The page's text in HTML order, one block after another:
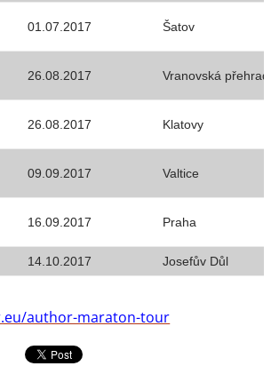
01.07.2017 Šatov
26.08.2017 Vranovská
26.08.2017 Klatovy
09.09.2017 Valtice
16.09.2017 Praha
14.10.2017 Josefův Důl
author-maraton-tour